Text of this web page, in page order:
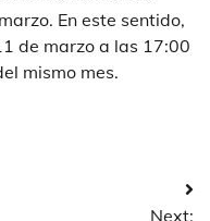
En este sentido,
de marzo a las 17:00
mismo mes.
Next: